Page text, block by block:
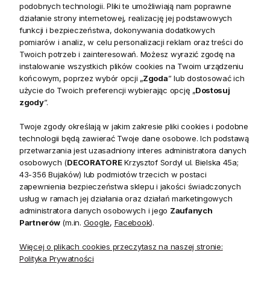
KONTAKT
Realizacja zamówień
+ 48 721 772 234
Doradztwo produktowe
+ 48 531 771 366
Biuro
+ 48 723 600 621
Reklamacje | Zwroty
sklep@decoratore.pl
Showroom
ul. Bielska 45a,
43-356 Bujaków
W okresie wakacyjnym od
20 czerwca do 31 sierpnia
2026 r. showroom będzie
zamknięty w soboty. W dni
robocze showroom
pozostaje otwarty bez
podobnych technologii. Pliki te umożliwiają nam poprawne
działanie strony internetowej, realizację jej podstawowych
funkcji i bezpieczeństwa, dokonywania dodatkowych
pomiarów i analiz, w celu personalizacji reklam oraz treści do
Twoich potrzeb i zainteresowań. Możesz wyrazić zgodę na
instalowanie wszystkich plików cookies na Twoim urządzeniu
końcowym, poprzez wybór opcji „Zgoda” lub dostosować ich
użycie do Twoich preferencji wybierając opcję „Dostosuj
zgody”.
Twoje zgody określają w jakim zakresie pliki cookies i podobne
technologii będą zawierać Twoje dane osobowe. Ich podstawą
przetwarzania jest uzasadniony interes administratora danych
osobowych (DECORATOREKrzysztof Sordyl ul. Bielska 45a;
43-356 Bujaków) lub podmiotów trzecich w postaci
zapewnienia bezpieczeństwa sklepu i jakości świadczonych
usług w ramach jej działania oraz działań marketingowych
administratora danych osobowych i jego Zaufanych
Partnerów(m.in. Google, Facebook).
Więcej o plikach cookies przeczytasz na naszej stronie:
Polityka Prywatności